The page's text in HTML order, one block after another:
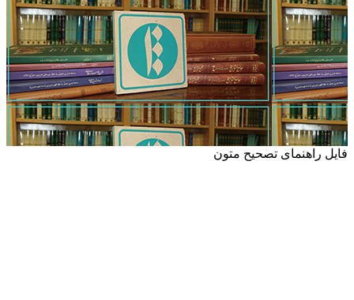
فایل راهنمای تصحیح متون